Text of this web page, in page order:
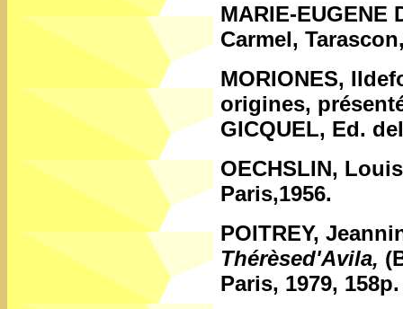
MARIE-EUGENE
Carmel,
MORIONES,
origines,
GICQUEL, Ed.
OECHSLIN,
Paris,1956.
POITREY,
Thérèsed'Avila,
Paris, 1979, 158p.